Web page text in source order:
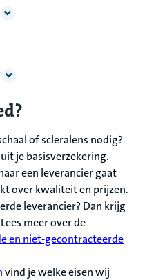
of scleralens nodig?
je basisverzekering.
een leverancier gaat
over kwaliteit en prijzen.
leverancier? Dan krijg
meer over de
en niet-gecontracteerde
vind je welke eisen wij